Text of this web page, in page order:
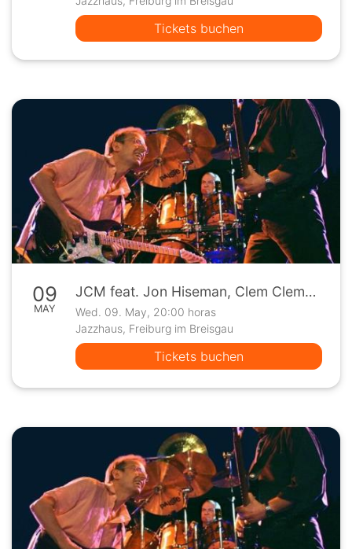
Tickets buchen
09
MAY
JCM feat. Jon Hiseman, Clem Clempson & Mark Clarke / ClassicRock
Wed. 09. May, 20:00 horas
Jazzhaus, Freiburg im Breisgau
Tickets buchen